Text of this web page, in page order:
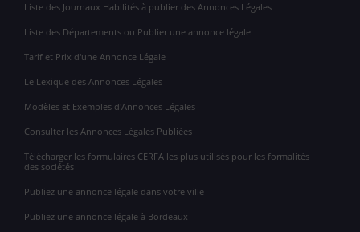
Liste des Journaux Habilités à publier des Annonces Légales
Liste des Départements ou Publier une annonce légale
Tarif et Prix d'une Annonce Légale
Le Lexique des Annonces Légales
Modèles et Exemples d'Annonces Légales
Consulter les Annonces Légales Publiées
Télécharger les formulaires CERFA les plus utilisés pour les formalités
des sociétés
Publiez une annonce légale dans votre ville
Publiez une annonce légale à Bordeaux